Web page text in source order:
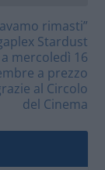
rimasti”
Stardust
mercoledì 16
a prezzo
al Circolo
del Cinema